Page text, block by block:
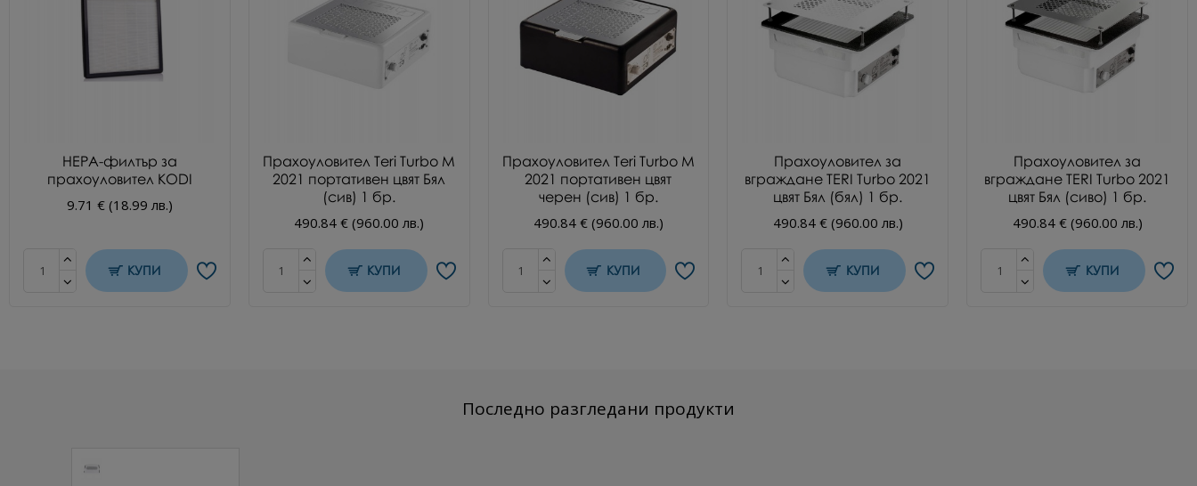
HEPA-филтър за
прахоуловител KODI
9.71 € (18.99 лв.)
КУПИ
Прахоуловител Teri Turbo M
2021 портативен цвят Бял
(сив) 1 бр.
490.84 € (960.00 лв.)
КУПИ
Прахоуловител Teri Turbo M
2021 портативен цвят
черен (сив) 1 бр.
490.84 € (960.00 лв.)
КУПИ
Прахоуловител за
вграждане TERI Turbo 2021
цвят Бял (бял) 1 бр.
490.84 € (960.00 лв.)
КУПИ
Прахоуловител за
вграждане TERI Turbo 2021
цвят Бял (сиво) 1 бр.
490.84 € (960.00 лв.)
КУПИ
Последно разгледани продукти